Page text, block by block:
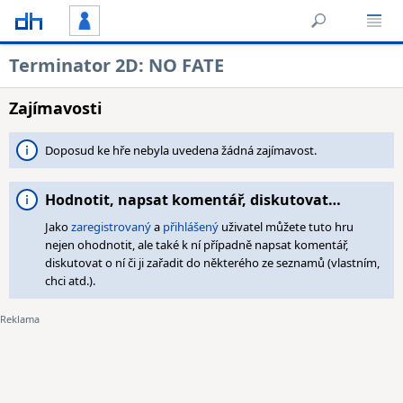
Terminator 2D: NO FATE
Zajímavosti
Doposud ke hře nebyla uvedena žádná zajímavost.
Hodnotit, napsat komentář, diskutovat…
Jakozaregistrovanýa přihlášený uživatel můžete tuto hru
nejen ohodnotit, ale také k ní případně napsat komentář,
diskutovat o ní či ji zařadit do některého ze seznamů (vlastním,
chci atd.).